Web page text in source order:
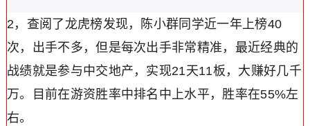
2，查阅了龙虎榜发现，陈小群同学近一年上榜40
次，出手不多，但是每次出手非常精准，最近经典的
战绩就是参与中交地产，实现21天11板，大赚好几千
万。目前在游资胜率中排名中上水平，胜率在55%左
右。